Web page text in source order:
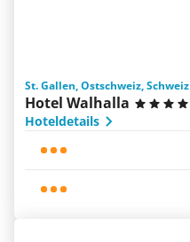
St. Gallen, Ostschweiz, Schweiz
Hotel Walhalla
Hoteldetails